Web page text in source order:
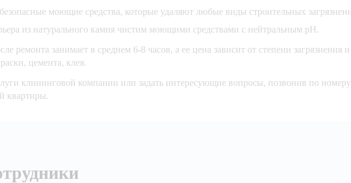
моющие средства, которые удаляют любые виды строительных
из натурального камня чистим моющими средствами с нейтральным pH.
ремонта занимает в среднем 6-8 часов, а ее цена зависит от степени
цемента, клея.
клининговой компании или задать интересующие вопросы, позвонив по
квартиры.